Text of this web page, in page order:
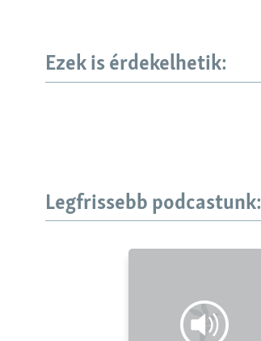
Ezek is érdekelhetik:
Legfrissebb podcastunk: